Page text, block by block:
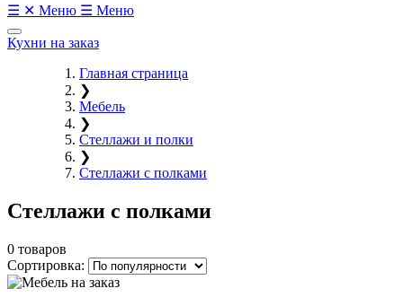
☰ ✕ Меню ☰ Меню
Кухни на заказ
Главная страница
❯
Мебель
❯
Стеллажи и полки
❯
Стеллажи с полками
Стеллажи с полками
0 товаров
Сортировка: